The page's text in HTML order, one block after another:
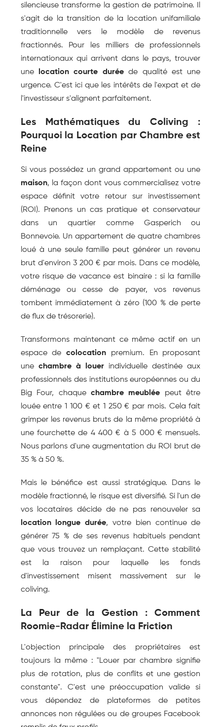
silencieuse transforme la gestion de patrimoine. Il
s'agit de la transition de la location unifamiliale
traditionnelle vers le modèle de revenus
fractionnés. Pour les milliers de professionnels
internationaux qui arrivent dans le pays, trouver
une
location courte durée de qualité est une
urgence. C'est ici que les intérêts de l'expat et de
l'investisseur s'alignent parfaitement.
Les Mathématiques du Coliving :
Pourquoi la Location par Chambre est
Reine
maison, la façon dont vous commercialisez votre
espace définit votre retour sur investissement
(ROI). Prenons un cas pratique et conservateur
dans un quartier comme Gasperich ou
Bonnevoie. Un appartement de quatre chambres
loué à une seule famille peut générer un revenu
brut d'environ 3 200 € par mois. Dans ce modèle,
votre risque de vacance est binaire : si la famille
déménage ou cesse de payer, vos revenus
tombent immédiatement à zéro (100 % de perte
de flux de trésorerie).
Transformons maintenant ce même actif en un
espace de colocation premium. En proposant
une chambre à louer individuelle destinée aux
professionnels des institutions européennes ou du
Big Four, chaque chambre meublée peut être
louée entre 1 100 € et 1 250 € par mois. Cela fait
grimper les revenus bruts de la même propriété à
une fourchette de 4 400 € à 5 000 € mensuels.
Nous parlons d'une augmentation du ROI brut de
35 % à 50 %.
Mais le bénéfice est aussi stratégique. Dans le
modèle fractionné, le risque est diversifié. Si l'un de
location longue durée, votre bien continue de
générer 75 % de ses revenus habituels pendant
que vous trouvez un remplaçant. Cette stabilité
est la raison pour laquelle les fonds
d'investissement misent massivement sur le
coliving.
La Peur de la Gestion : Comment
Roomie-Radar Élimine la Friction
L'objection principale des propriétaires est
toujours la même : "Louer par chambre signifie
plus de rotation, plus de conflits et une gestion
constante". C'est une préoccupation valide si
vous dépendez de plateformes de petites
annonces non régulées ou de groupes Facebook